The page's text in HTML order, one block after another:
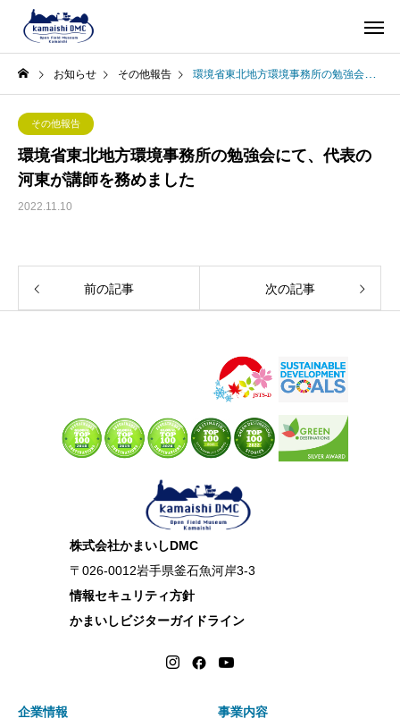
お知らせ その他報告 環境省東北地方環境事務所の勉強会にて、代表の河東が講師を務めました
その他報告
環境省東北地方環境事務所の勉強会にて、代表の
河東が講師を務めました
2022.11.10
前の記事 次の記事
株式会社かまいしDMC
〒026-0012岩手県釜石魚河岸3-3
情報セキュリティ方針
かまいしビジターガイドライン
企業情報 事業内容